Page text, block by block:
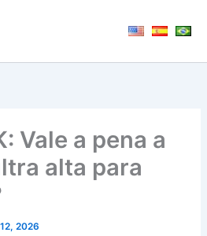
Vale a pena a
alta para
2026